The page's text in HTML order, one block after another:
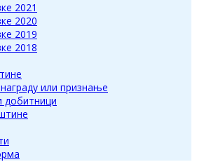
2021
2020
2019
2018
или признање